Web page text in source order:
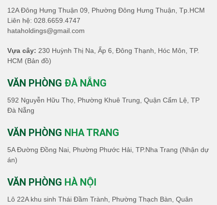
12A Đông Hưng Thuận 09, Phường Đông Hưng Thuận, Tp.HCM
Liên hệ: 028.6659.4747
hataholdings@gmail.com
Vựa cây: 230 Huỳnh Thị Na, Ấp 6, Đông Thạnh, Hóc Môn, TP.
HCM (Bản đồ)
VĂN PHÒNG ĐÀ NẴNG
592 Nguyễn Hữu Thọ, Phường Khuê Trung, Quận Cẩm Lệ, TP
Đà Nẵng
VĂN PHÒNG NHA TRANG
5A Đường Đồng Nai, Phường Phước Hải, TP.Nha Trang (Nhận dự
án)
VĂN PHÒNG HÀ NỘI
Lô 22A khu sinh Thái Đầm Trành, Phường Thạch Bàn, Quân